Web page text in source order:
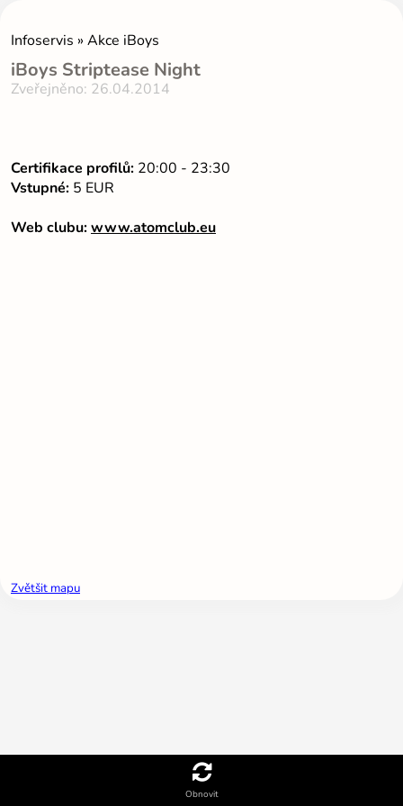
Obnovit
Infoservis » Akce iBoys
iBoys Striptease Night
Zveřejněno: 26.04.2014
Certifikace profilů: 20:00 - 23:30
Vstupné: 5 EUR
Web clubu:www.atomclub.eu
Zvětšit mapu